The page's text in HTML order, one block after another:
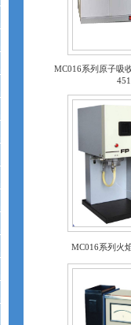
MC016系列原子吸
MC016系列火